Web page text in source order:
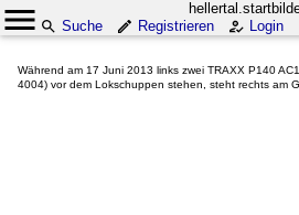
Suche
Registrieren Login
Während am 17 Juni 2013 links zwei TRAXX P140
4004) vor dem Lokschuppen stehen, steht rechts am